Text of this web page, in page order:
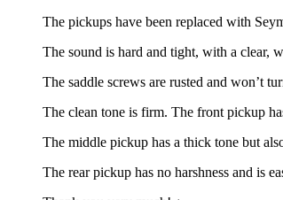
The pickups have been replaced with
The sound is hard and tight, with a clear,
The saddle screws are rusted and won’t
The clean tone is firm. The front pickup
The middle pickup has a thick tone but
The rear pickup has no harshness and is